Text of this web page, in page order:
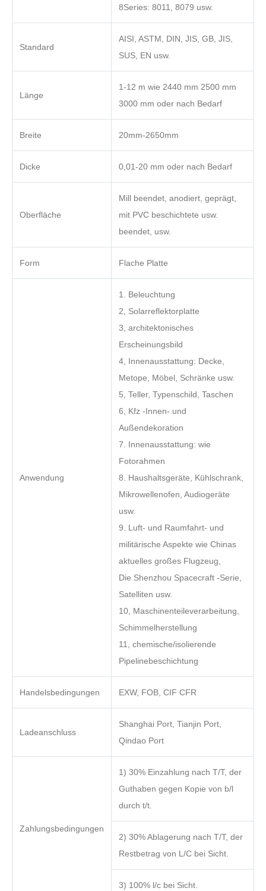
8Series: 8011, 8079 usw.
Standard
AISI, ASTM, DIN, JIS, GB, JIS,
SUS, EN usw.
Länge
1-12 m wie 2440 mm 2500 mm
3000 mm oder nach Bedarf
Breite 20mm-2650mm
Dicke 0,01-20 mm oder nach Bedarf
Oberfläche
Mill beendet, anodiert, geprägt,
mit PVC beschichtete usw.
beendet, usw.
Form Flache Platte
Anwendung
1. Beleuchtung
2, Solarreflektorplatte
3, architektonisches
Erscheinungsbild
4, Innenausstattung: Decke,
Metope, Möbel, Schränke usw.
5, Teller, Typenschild, Taschen
6, Kfz -Innen- und
Außendekoration
7. Innenausstattung: wie
Fotorahmen
8. Haushaltsgeräte, Kühlschrank,
Mikrowellenofen, Audiogeräte
usw.
9. Luft- und Raumfahrt- und
militärische Aspekte wie Chinas
aktuelles großes Flugzeug,
Die Shenzhou Spacecraft -Serie,
Satelliten usw.
10, Maschinenteileverarbeitung,
Schimmelherstellung
11, chemische/isolierende
Pipelinebeschichtung
Handelsbedingungen EXW, FOB, CIF CFR
Ladeanschluss
Shanghai Port, Tianjin Port,
Qindao Port
Zahlungsbedingungen
1) 30% Einzahlung nach T/T, der
Guthaben gegen Kopie von b/l
durch t/t.
2) 30% Ablagerung nach T/T, der
Restbetrag von L/C bei Sicht.
3) 100% l/c bei Sicht.